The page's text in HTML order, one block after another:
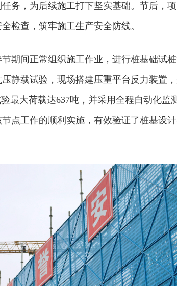
务，为后续施工打下坚实基础。节后，
检查，筑牢施工生产安全防线。
期间正常组织施工作业，进行桩基础试
静载试验，现场搭建压重平台反力装置
最大荷载达637吨，并采用全程自动化监
点工作的顺利实施，有效验证了桩基设